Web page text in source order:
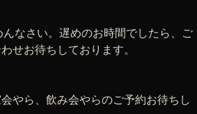
なさい。遅めのお時間でしたら、ご
せお待ちしております。
やら、飲み会やらのご予約お待ちし